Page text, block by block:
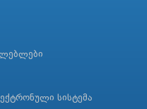
სისტემა